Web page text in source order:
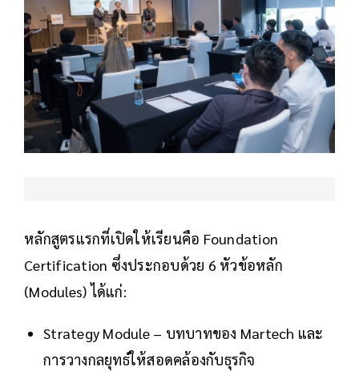
หลักสูตรแรกที่เปิดให้เรียนคือ Foundation
Certification ซึ่งประกอบด้วย 6 หัวข้อหลัก
(Modules) ได้แก่:
Strategy Module – บทบาทของ Martech และ
การวางกลยุทธ์ให้สอดคล้องกับธุรกิจ